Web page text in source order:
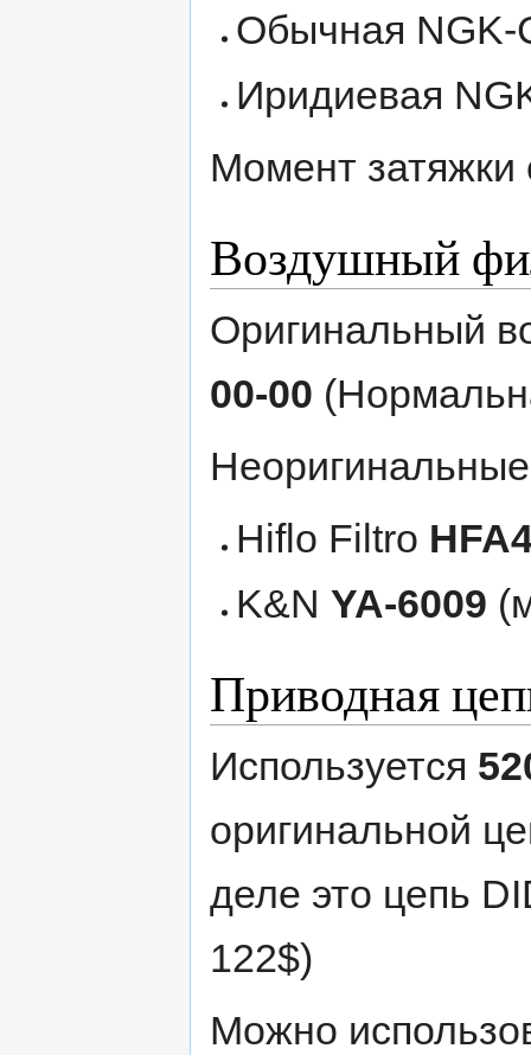
Обычная NGK-
Иридиевая
Момент затяжки
Воздушный
Оригинальный
00-00
Hiflo Filtro
K&NYA-6009
Приводная
Используется
оригинальной
деле это цепь
122$)
Можно